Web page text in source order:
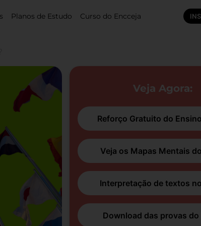
Planos de Estudo Curso do Encceja
Veja Agora:
Reforço Gratuito do
Veja os Mapas Mentais
Interpretação de textos
Download das provas do